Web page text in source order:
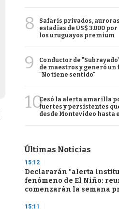
8
Safaris privados,
estadías de US$ 3.000
los uruguayos premium
9
Conductor de
de maestros y generó un
"No tiene sentido"
10Cesó la alerta amarilla
fuertes y persistentes
desde Montevideo hasta
Últimas Noticias
15:12
Declararán "alerta
fenómeno de El Niño:
comenzarán la semana
15:11